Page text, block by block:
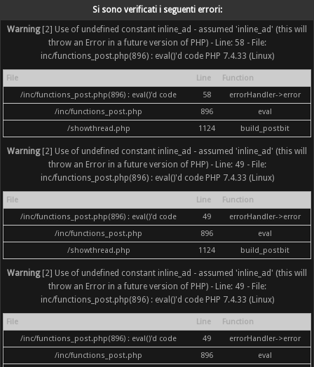
Si sono verificati i seguenti errori:
Warning[2] Use of undefined constant inline_ad - assumed 'inline_ad' (this will
throw an Error in a future version of PHP) - Line: 58 - File:
inc/functions_post.php(896) : eval()'d code PHP 7.4.33 (Linux)
File Line
Function
/inc/functions_post.php(896) : eval()'d code
58
errorHandler->error
/inc/functions_post.php
896
eval
/showthread.php
1124 build_postbit
Warning[2] Use of undefined constant inline_ad - assumed 'inline_ad' (this will
throw an Error in a future version of PHP) - Line: 49 - File:
inc/functions_post.php(896) : eval()'d code PHP 7.4.33 (Linux)
File Line
Function
/inc/functions_post.php(896) : eval()'d code
49
errorHandler->error
/inc/functions_post.php
896
eval
/showthread.php
1124 build_postbit
Warning[2] Use of undefined constant inline_ad - assumed 'inline_ad' (this will
throw an Error in a future version of PHP) - Line: 49 - File:
inc/functions_post.php(896) : eval()'d code PHP 7.4.33 (Linux)
File Line
Function
/inc/functions_post.php(896) : eval()'d code
49
errorHandler->error
/inc/functions_post.php
896
eval